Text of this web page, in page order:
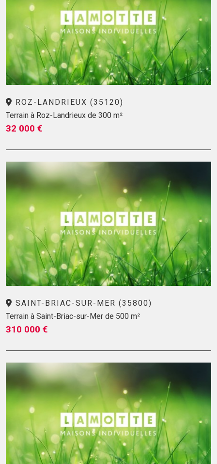
ROZ-LANDRIEUX (35120)
Terrain à Roz-Landrieux de 300 m²
32 000 €
SAINT-BRIAC-SUR-MER (35800)
Terrain à Saint-Briac-sur-Mer de 500 m²
310 000 €